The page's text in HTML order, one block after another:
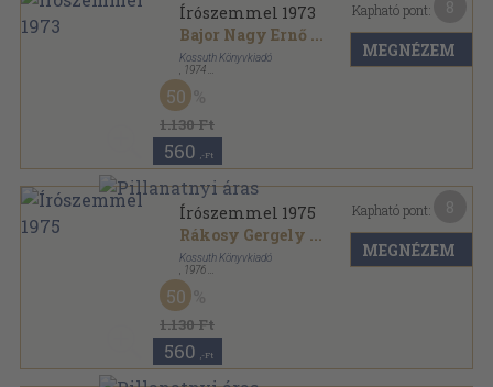
Írószemmel 1973
Bajor Nagy Ernő ...
Kossuth Könyvkiadó
1974
Vászon
Írószemmel sorozat
1.130 Ft
50
560 ,-Ft
Kapható pont:
MEGNÉZEM
Írószemmel 1975
Rákosy Gergely ...
Kossuth Könyvkiadó
1976
Vászon
Írószemmel sorozat
1.130 Ft
50
560 ,-Ft
Kapható pont:
MEGNÉZEM